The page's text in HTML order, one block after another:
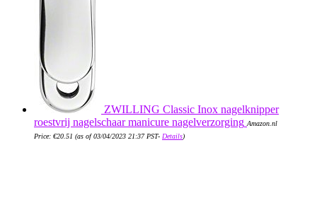
ZWILLING Classic Inox nagelknipper
roestvrij nagelschaar manicure nagelverzorging Amazon.nl
Price: €20.51 (as of 03/04/2023 21:37 PST- Details)